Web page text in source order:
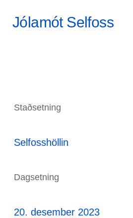
Jólamót Selfoss
Staðsetning
Selfosshöllin
Dagsetning
20. desember 2023